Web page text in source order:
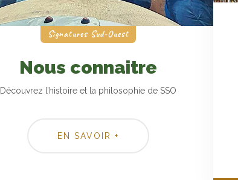
Signatures Sud-Ouest
Nous connaitre
Découvrez l’histoire et la philosophie de SSO
EN SAVOIR +